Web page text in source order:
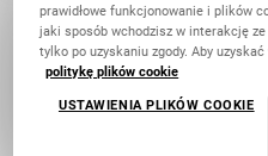
prawidłowe funkcjonowanie i plików
jaki sposób wchodzisz w interakcję
tylko po uzyskaniu zgody. Aby
politykę plików cookie
USTAWIENIA PLIKÓW COOKIE